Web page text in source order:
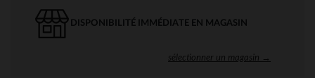
DISPONIBILITÉ IMMÉDIATE EN MAGASIN
sélectionner un magasin →